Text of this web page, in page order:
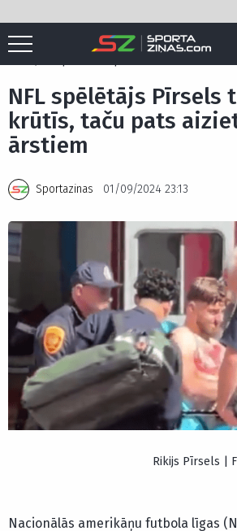
Sākums Amerikāņu futbols / NFL
NFL spēlētājs Pīrsels
krūtīs, taču pats
ārstiem
Sportazinas 01/09/2024 23:13
Rikijs Pīrsels |
Nacionālās amerikāņu futbola līgas